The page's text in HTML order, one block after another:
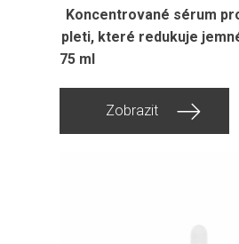
Koncentrované sérum
pleti, které redukuje
75 ml
Zobrazit